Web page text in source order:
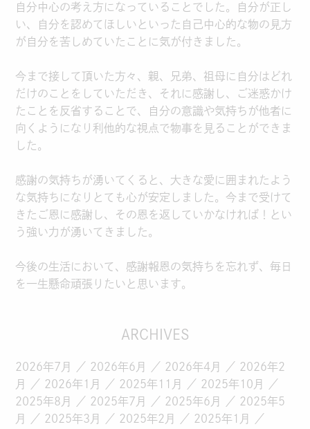
自分中心の考え方になっていることでした。自分が正し
い、自分を認めてほしいといった自己中心的な物の見方
が自分を苦しめていたことに気が付きました。
今まで接して頂いた方々、親、兄弟、祖母に自分はどれ
だけのことをしていただき、それに感謝し、ご迷惑かけ
たことを反省することで、自分の意識や気持ちが他者に
向くようになり利他的な視点で物事を見ることができま
した。
感謝の気持ちが湧いてくると、大きな愛に囲まれたよう
な気持ちになりとても心が安定しました。今まで受けて
きたご恩に感謝し、その恩を返していかなければ！とい
う強い力が湧いてきました。
今後の生活において、感謝報恩の気持ちを忘れず、毎日
を一生懸命頑張りたいと思います。
ARCHIVES
2026年7月 2026年6月 2026年4月
2026年2
月
2026年1月 2025年11月
2025年10月
2025年8月
2025年7月 2025年6月
2025年5
月
2025年3月 2025年2月
2025年1月